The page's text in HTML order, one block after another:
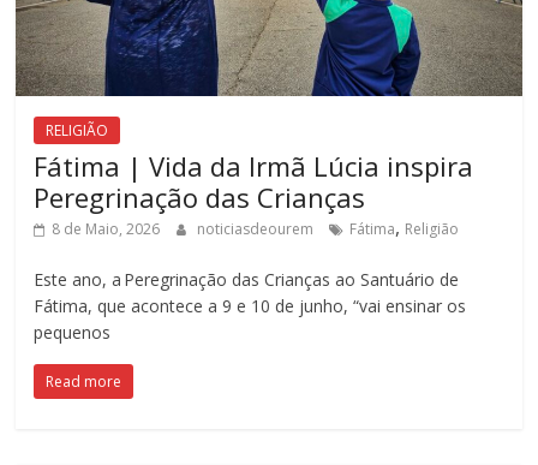
RELIGIÃO
Fátima | Vida da Irmã Lúcia inspira
Peregrinação das Crianças
8 de Maio, 2026 noticiasdeourem Fátima, Religião
Este ano, a Peregrinação das Crianças ao Santuário de
Fátima, que acontece a 9 e 10 de junho, “vai ensinar os
pequenos
Read more